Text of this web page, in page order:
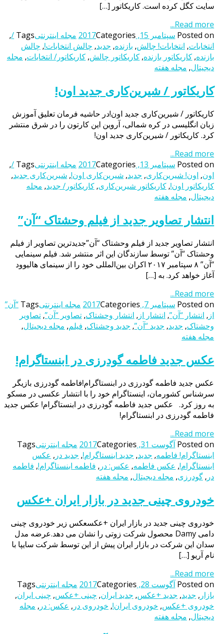
سایت کگل کرده است. کاریکاتور […]
Read more...
Posted on سپتامبر 15, 2017 Categories مجله اینترنتیTags
/
,
انتخابات, انتخابات! چالش, بازنده, جدید, چالش انتخابات!, چالش
بازنده, کاریکاتور بازنده, کاریکاتور چالش, کاریکاتور/ انتخابات, مجله
دیجیتال, مجله هفته
کاریکاتور / شیرین‌کاری جدید اون!
کاریکاتور / شیرین‌کاری جدید اون!در حاشیه فرمان تعلیق آموزش
زبان انگلیسی در کره شمالی، آروین این کارتون را در شرق منتشر
کرد. کاریکاتور / شیرین‌کاری جدید اون!
Read more...
Posted on سپتامبر 13, 2017 Categories مجله اینترنتیTags
/
,
اون, اون! شیرین‌کاری, جدید, شیرین‌کاری اون!, شیرین‌کاری جدید,
کاریکاتور اون!, کاریکاتور شیرین‌کاری, کاریکاتور/ جدید, مجله
دیجیتال, مجله هفته
انتشار تصاویر جدید از فیلم وحشتاک “آن”
انتشار تصاویر جدید از فیلم وحشتاک “آن”جدیدترین تصاویر از فیلم
وحشتاک “آن” توسط سازندگان این اثر منتشر شد. فیلم سینمایی
“آن” ۸ سپتامبر ۲۰۱۷ اکران بین‌المللی خود را از سینمای هالیوود
آغاز خواهد کرد. به […]
Read more...
Posted on سپتامبر 7, 2017 Categories مجله اینترنتیTags “آن”
از , انتشار “آن”, انتشار از , انتشار وحشتاک, تصاویر “آن”, تصاویر
وحشتاک, جدید, جدید “آن”, جدید وحشتاک, فیلم, مجله دیجیتال,
مجله هفته
عکس جدید فاطمه گودرزی در ابنستاگرام!
عکس جدید فاطمه گودرزی در ابنستاگرام!فاطمه گودرزی بازیگر
سرشناس کشورمان، اینستاگرام خود را با انتشار عکسی در مسکو
به روز کرد. عکس جدید فاطمه گودرزی در ابنستاگرام! عکس جدید
فاطمه گودرزی در ابنستاگرام!
Read more...
Posted on آگوست 31, 2017 Categories مجله اینترنتیTags
ابنستاگرام! فاطمه, جدید, جدید ابنستاگرام!, جدید در , عکس
ابنستاگرام!, عکس فاطمه, عکس: در , فاطمه ابنستاگرام!, فاطمه
در , گودرزی, مجله دیجیتال, مجله هفته
خودروی چینی جدید در بازار ایران +عکس
خودروی چینی جدید در بازار ایران +عکسعکس زیر خودروی چینی
دامی Damy محصول شرکت زوتی را نشان می دهد.عرضه مدل
سدان این شرکت در بازار ایران پیش از این توسط شرکت سایپا با
نام آریو […]
Read more...
Posted on آگوست 28, 2017 Categories مجله اینترنتیTags
بازار , جدید, جدید +عکس, جدید ایران, چینی +عکس, چینی ایران,
خودروی +عکس, خودروی ایران!, خودروی در , عکس: در , مجله
دیجیتال, مجله هفته